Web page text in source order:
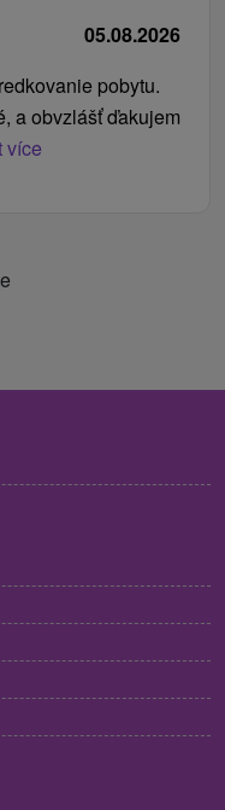
05.08.2026
pobytu.
a obvzlášť ďakujem
více